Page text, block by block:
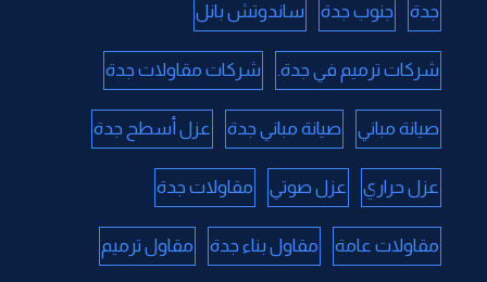
جدة جنوب جدة ساندوتش بانل
شركات ترميم في جدة. شركات مقاولات جدة
صيانة مباني صيانة مباني جدة عزل أسطح جدة
عزل حراري عزل صوتي مقاولات جدة
مقاولات عامة مقاول بناء جدة مقاول ترميم